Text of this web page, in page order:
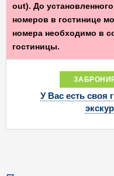
out). До
номеров в гостинице
номера необходимо в
гостиницы.
У Вас есть своя